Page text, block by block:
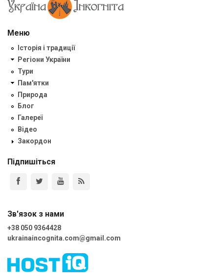
Меню
Історія і традиції
Регіони України
Тури
Пам'ятки
Природа
Блог
Галереї
Відео
Закордон
Підпишіться
Зв'язок з нами
+38 050 9364428
ukrainaincognita.com@gmail.com